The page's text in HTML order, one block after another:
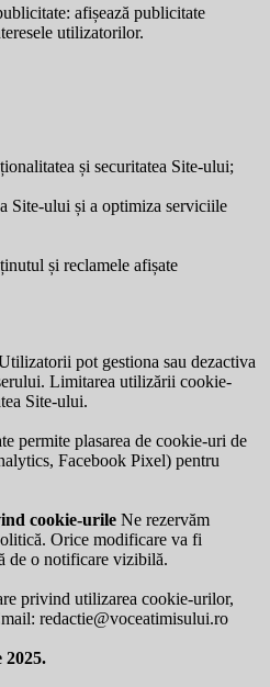
afișează publicitate
utilizatorilor.
și securitatea Site-ului;
Site-ului și a optimiza serviciile
și reclamele afișate
pot gestiona sau dezactiva
Limitarea utilizării cookie-
Site-ului.
permite plasarea de cookie-uri de
Facebook Pixel) pentru
cookie-urile Ne rezervăm
Orice modificare va fi
de o notificare vizibilă.
privind utilizarea cookie-urilor,
redactie@voceatimisului.ro
2025.